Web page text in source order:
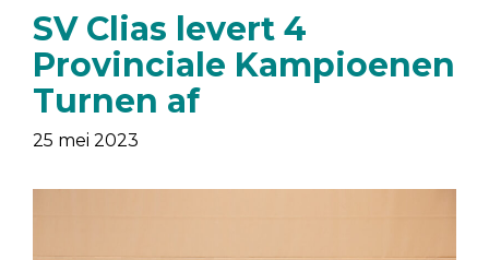
SV Clias levert 4
Provinciale Kampioenen
Turnen af
25 mei 2023